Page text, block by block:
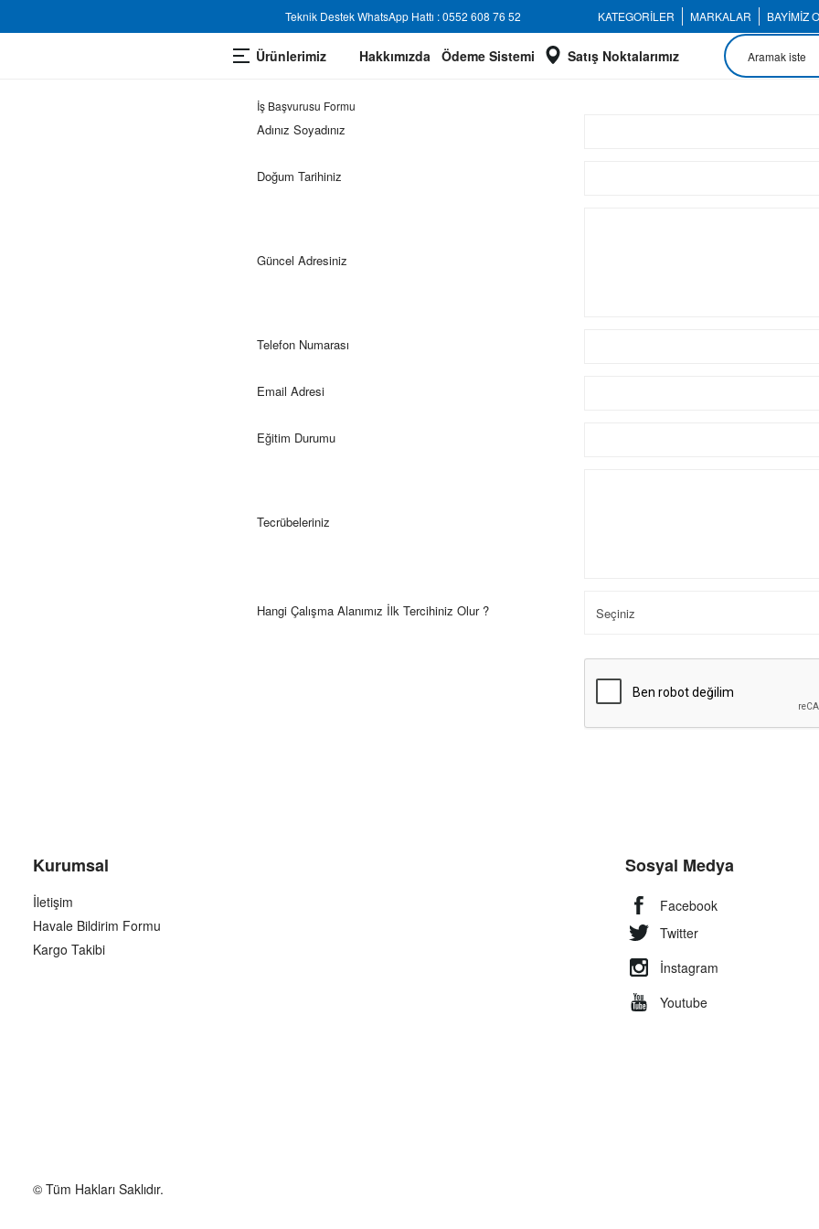
Teknik Destek WhatsApp Hattı : 0552 608 76 52 KATEGORİLER MARKALAR BAYİMİZ
Ürünlerimiz Hakkımızda Ödeme Sistemi Satış Noktalarımız
İş Başvurusu Formu
Adınız Soyadınız
Doğum Tarihiniz
Güncel Adresiniz
Telefon Numarası
Email Adresi
Eğitim Durumu
Tecrübeleriniz
Hangi Çalışma Alanımız İlk Tercihiniz Olur ?
Kurumsal
İletişim
Havale Bildirim Formu
Kargo Takibi
Sosyal Medya
Facebook
Twitter
İnstagram
Youtube
© Tüm Hakları Saklıdır.